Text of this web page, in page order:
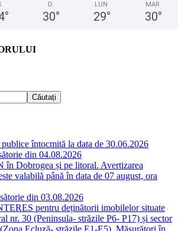
°
D
30°
LUN
29°
MAR
30°
întocmită la data de 30.06.2026
din 04.08.2026
Dobrogea și pe litoral. Avertizarea
valabilă până în data de 07 august, ora
din 03.08.2026
pentru deținătorii imobilelor situate
nr. 30 (Peninsula- străzile P6- P17) și sector